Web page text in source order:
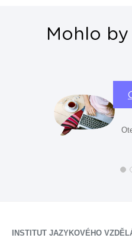
Mohlo
INSTITUT JAZYKOVÉHO